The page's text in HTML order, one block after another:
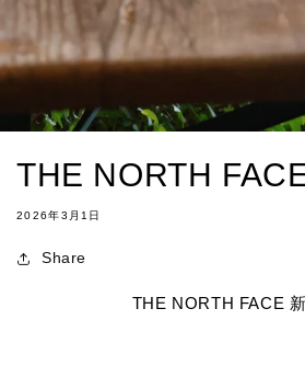
THE NORTH
2026年3月1日
Share
THE NORTH FACE